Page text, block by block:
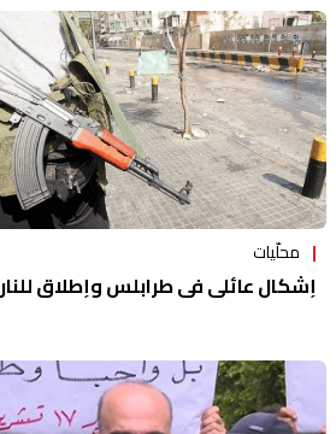
محلّيات
إشكال عائلي في طرابلس وإطلاق للنار